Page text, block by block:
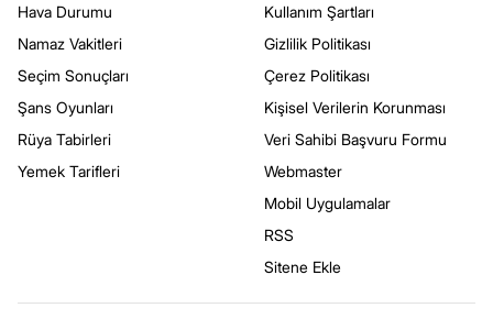
Hava Durumu
Namaz Vakitleri
Seçim Sonuçları
Şans Oyunları
Rüya Tabirleri
Yemek Tarifleri
Kullanım Şartları
Gizlilik Politikası
Çerez Politikası
Kişisel Verilerin Korunması
Veri Sahibi Başvuru Formu
Webmaster
Mobil Uygulamalar
RSS
Sitene Ekle